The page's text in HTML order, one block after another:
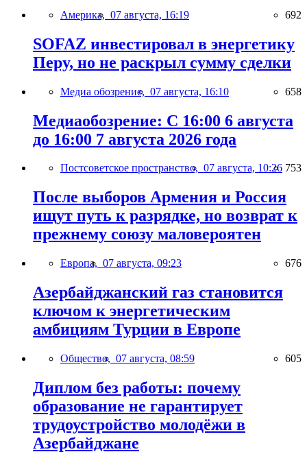
Америка, 07 августа, 16:19 692
SOFAZ инвестировал в энергетику
Перу, но не раскрыл сумму сделки
Медиа обозрение, 07 августа, 16:10 658
Медиаобозрение: С 16:00 6 августа
до 16:00 7 августа 2026 года
Постсоветское пространство, 07 августа, 10:26 753
После выборов Армения и Россия
ищут путь к разрядке, но возврат к
прежнему союзу маловероятен
Европа, 07 августа, 09:23 676
Азербайджанский газ становится
ключом к энергетическим
амбициям Турции в Европе
Общество, 07 августа, 08:59 605
Диплом без работы: почему
образование не гарантирует
трудоустройство молодёжи в
Азербайджане